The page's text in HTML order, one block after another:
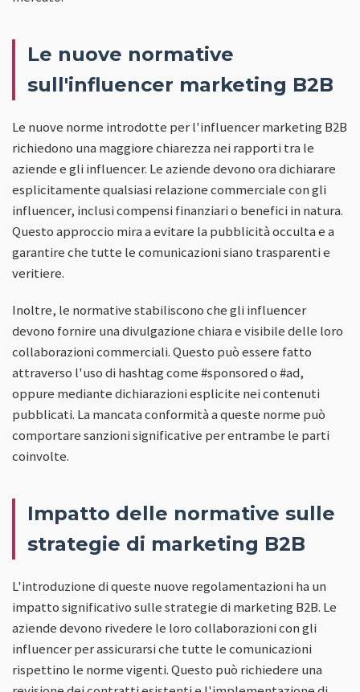
Le nuove normative
sull'influencer marketing B2B
Le nuove norme introdotte per l'influencer marketing B2B
richiedono una maggiore chiarezza nei rapporti tra le
aziende e gli influencer. Le aziende devono ora dichiarare
esplicitamente qualsiasi relazione commerciale con gli
influencer, inclusi compensi finanziari o benefici in natura.
Questo approccio mira a evitare la pubblicità occulta e a
garantire che tutte le comunicazioni siano trasparenti e
veritiere.
Inoltre, le normative stabiliscono che gli influencer
devono fornire una divulgazione chiara e visibile delle loro
collaborazioni commerciali. Questo può essere fatto
attraverso l'uso di hashtag come #sponsored o #ad,
oppure mediante dichiarazioni esplicite nei contenuti
pubblicati. La mancata conformità a queste norme può
comportare sanzioni significative per entrambe le parti
coinvolte.
Impatto delle normative sulle
strategie di marketing B2B
L'introduzione di queste nuove regolamentazioni ha un
impatto significativo sulle strategie di marketing B2B. Le
aziende devono rivedere le loro collaborazioni con gli
influencer per assicurarsi che tutte le comunicazioni
rispettino le norme vigenti. Questo può richiedere una